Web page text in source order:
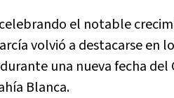
el notable
volvió a destacarse en
una nueva fecha
Blanca.